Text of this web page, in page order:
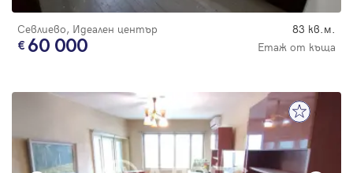
Севлиево, Идеален център 83 кв.м.
60 000 Етаж от къща